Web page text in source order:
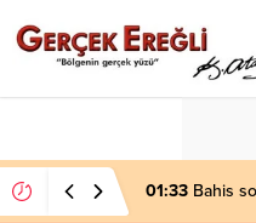
01:33 Bahis